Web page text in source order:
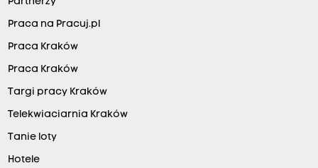
Praca na Pracuj.pl
Praca Kraków
Praca Kraków
Targi pracy Kraków
Telekwiaciarnia Kraków
Tanie loty
Hotele